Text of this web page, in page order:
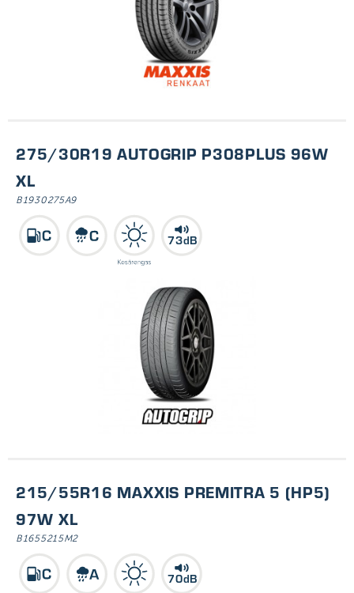
275/30R19 AUTOGRIP P308PLUS 96W
XL
B1930275A9
73dB
215/55R16 MAXXIS PREMITRA 5 (HP5)
97W XL
B1655215M2
70dB